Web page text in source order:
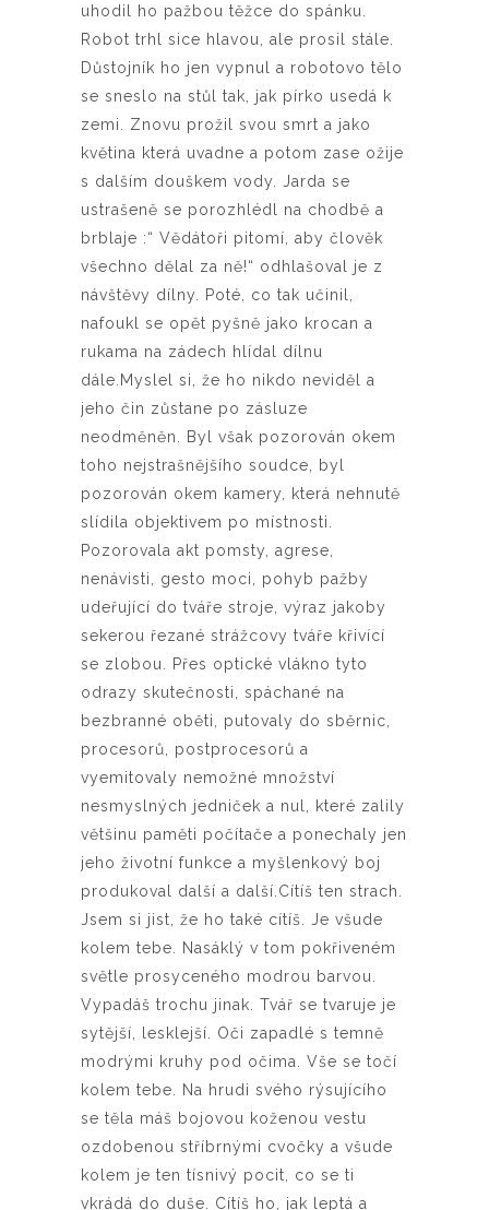
uhodil ho pažbou těžce do spánku.
Robot trhl sice hlavou, ale prosil stále.
Důstojník ho jen vypnul a robotovo tělo
se sneslo na stůl tak, jak pírko usedá k
zemi. Znovu prožil svou smrt a jako
květina která uvadne a potom zase ožije
s dalším douškem vody. Jarda se
ustrašeně se porozhlédl na chodbě a
brblaje :“ Vědátoři pitomí, aby člověk
všechno dělal za ně!“ odhlašoval je z
návštěvy dílny. Poté, co tak učinil,
nafoukl se opět pyšně jako krocan a
rukama na zádech hlídal dílnu
dále.Myslel si, že ho nikdo neviděl a
jeho čin zůstane po zásluze
neodměněn. Byl však pozorován okem
toho nejstrašnějšího soudce, byl
pozorován okem kamery, která nehnutě
slídila objektivem po místnosti.
Pozorovala akt pomsty, agrese,
nenávisti, gesto moci, pohyb pažby
udeřující do tváře stroje, výraz jakoby
sekerou řezané strážcovy tváře křivící
se zlobou. Přes optické vlákno tyto
odrazy skutečnosti, spáchané na
bezbranné oběti, putovaly do sběrnic,
procesorů, postprocesorů a
vyemitovaly nemožné množství
nesmyslných jedniček a nul, které zalily
většinu paměti počítače a ponechaly jen
jeho životní funkce a myšlenkový boj
produkoval další a další.Cítíš ten strach.
Jsem si jist, že ho také cítíš. Je všude
kolem tebe. Nasáklý v tom pokřiveném
světle prosyceného modrou barvou.
Vypadáš trochu jinak. Tvář se tvaruje je
sytější, lesklejší. Oči zapadlé s temně
modrými kruhy pod očima. Vše se točí
kolem tebe. Na hrudi svého rýsujícího
se těla máš bojovou koženou vestu
ozdobenou stříbrnými cvočky a všude
kolem je ten tísnivý pocit, co se ti
vkrádá do duše. Cítíš ho, jak leptá a